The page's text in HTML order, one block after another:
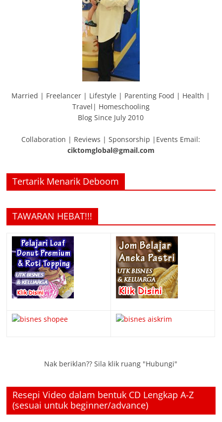
Married | Freelancer | Lifestyle | Parenting Food | Health |
Travel| Homeschooling
Blog Since July 2010
Collaboration | Reviews | Sponsorship |Events Email:
ciktomglobal@gmail.com
Tertarik Menarik Deboom
TAWARAN HEBAT!!!
Nak beriklan?? Sila klik ruang "Hubungi"
Resepi Video dalam bentuk CD Lengkap A-Z
(sesuai untuk beginner/advance)